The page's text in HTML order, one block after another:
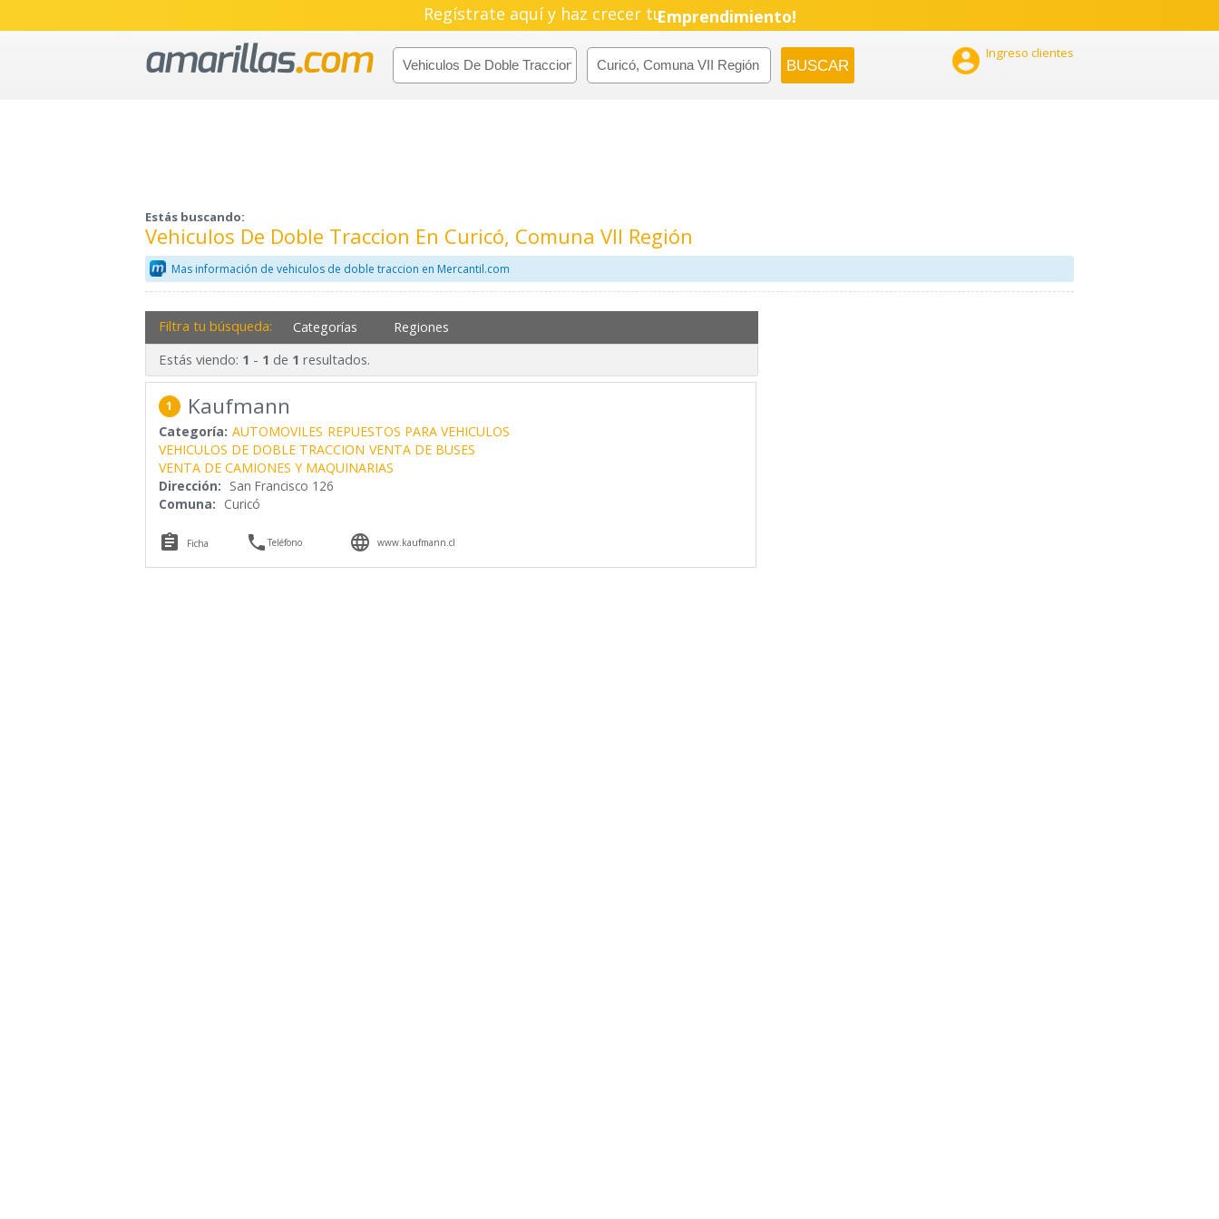
Regístrate aquí y haz crecer tuEmprendimiento!
 Ingreso clientes
Estás buscando:
Vehiculos De Doble Traccion En Curicó, Comuna VII Región
Mas información de vehiculos de doble traccion en Mercantil.com
Filtra tu búsqueda: Categorías Regiones
Estás viendo: 1 - 1 de 1 resultados.
1 Kaufmann
Categoría: AUTOMOVILES REPUESTOS PARA VEHICULOS
VEHICULOS DE DOBLE TRACCION VENTA DE BUSES
VENTA DE CAMIONES Y MAQUINARIAS
Dirección: San Francisco 126
Comuna: Curicó
 Ficha Teléfono  www.kaufmann.cl